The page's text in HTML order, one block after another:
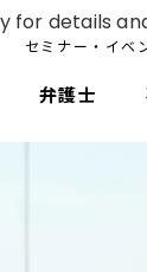
セミナー・イベ
弁護士
for details